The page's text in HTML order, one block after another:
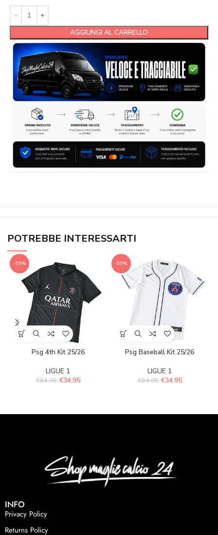
AGGIUNGI AL CARRELLO
POTREBBE INTERESSARTI
-59%
Psg 4th Kit 25/26
LIGUE 1
€84.95 €34.95
-59%
Psg Baseball Kit 25/26
LIGUE 1
€84.95 €34.95
INFO
Privacy Policy
Returns Policy